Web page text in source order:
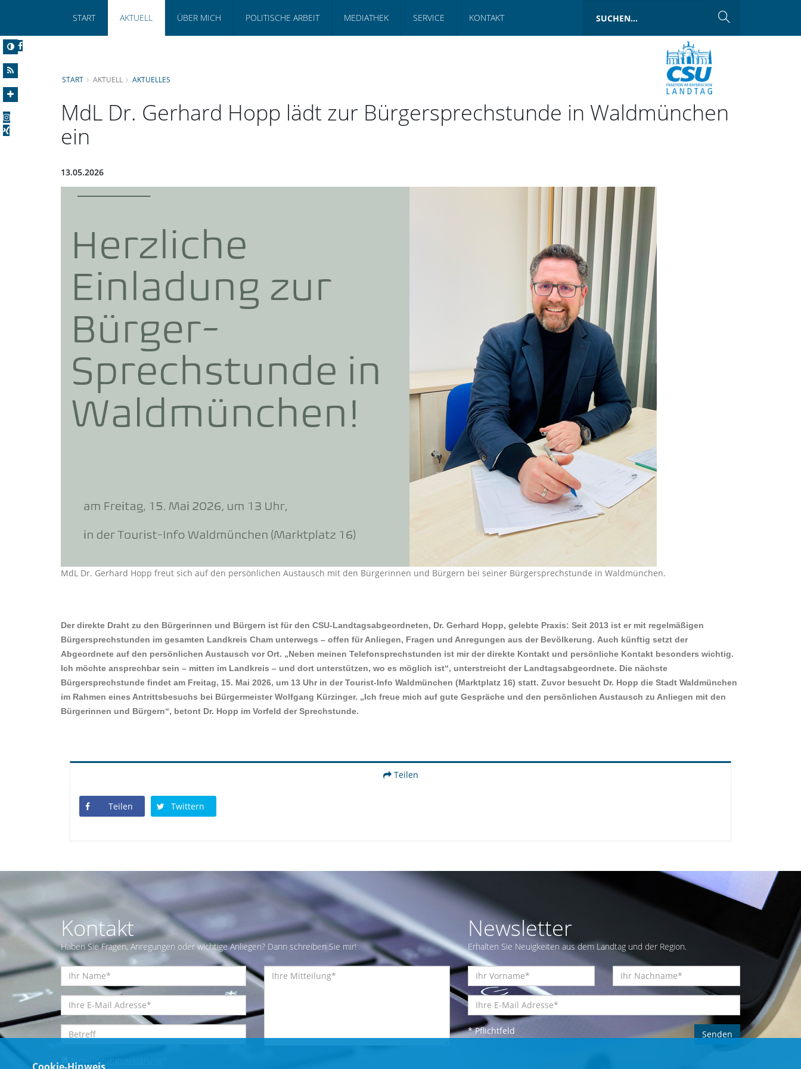
START AKTUELL ÜBER MICH POLITISCHE ARBEIT MEDIATHEK SERVICE KONTAKT
START AKTUELL AKTUELLES
MdL Dr. Gerhard Hopp lädt zur Bürgersprechstunde in Waldmünchen
ein
13.05.2026
MdL Dr. Gerhard Hopp freut sich auf den persönlichen Austausch mit den Bürgerinnen und Bürgern bei seiner Bürgersprechstunde in Waldmünchen.
Der direkte Draht zu den Bürgerinnen und Bürgern ist für den CSU-Landtagsabgeordneten, Dr. Gerhard Hopp, gelebte Praxis: Seit 2013 ist er mit regelmäßigen
Bürgersprechstunden im gesamten Landkreis Cham unterwegs – offen für Anliegen, Fragen und Anregungen aus der Bevölkerung. Auch künftig setzt der
Abgeordnete auf den persönlichen Austausch vor Ort. „Neben meinen Telefonsprechstunden ist mir der direkte Kontakt und persönliche Kontakt besonders wichtig.
Ich möchte ansprechbar sein – mitten im Landkreis – und dort unterstützen, wo es möglich ist“, unterstreicht der Landtagsabgeordnete. Die nächste
Bürgersprechstunde findet am Freitag, 15. Mai 2026, um 13 Uhr in der Tourist-Info Waldmünchen (Marktplatz 16) statt. Zuvor besucht Dr. Hopp die Stadt Waldmünchen
im Rahmen eines Antrittsbesuchs bei Bürgermeister Wolfgang Kürzinger. Ich freue mich auf gute Gespräche und den persönlichen Austausch zu Anliegen mit den
Bürgerinnen und Bürgern“, betont Dr. Hopp im Vorfeld der Sprechstunde.
Teilen
Teilen Twittern
Kontakt
Haben Sie Fragen, Anregungen oder wichtige Anliegen? Dann schreiben Sie mir!
Einwilligungserklärung
Newsletter
Erhalten Sie Neuigkeiten aus dem Landtag und der Region.
* Pflichtfeld